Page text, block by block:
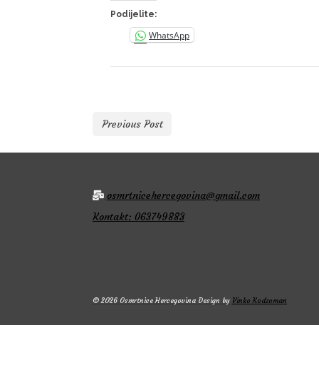
Podijelite:
WhatsApp
Previous Post
osmrtnicehercegovina@gmail.com
Kontakt: 063749883
© 2026 Osmrtnice Hercegovina Design by Vinko Kodzoman